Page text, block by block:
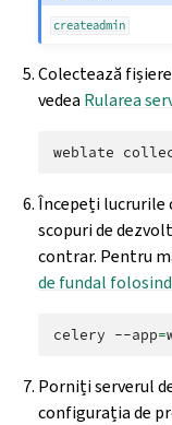
createadmin
Colectează
vedea Rularea
weblate
Începeți lucrurile
scopuri de
contrar. Pentru
de fundal
celery --app=
Porniți serverul
configurația de